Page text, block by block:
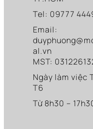
Tel: 09777
Email:
al.vn
MST:
Ngày làm việc
T6
Từ 8h30 –